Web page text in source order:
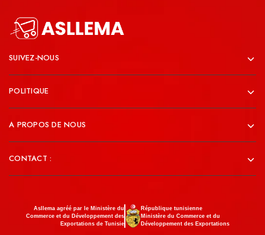
SUIVEZ-NOUS
POLITIQUE
A PROPOS DE NOUS
CONTACT :
Asllema agréé par le Ministère du
Commerce et du Développement des
Exportations de Tunisie
République tunisienne
Ministère du Commerce et du
Développement des Exportations